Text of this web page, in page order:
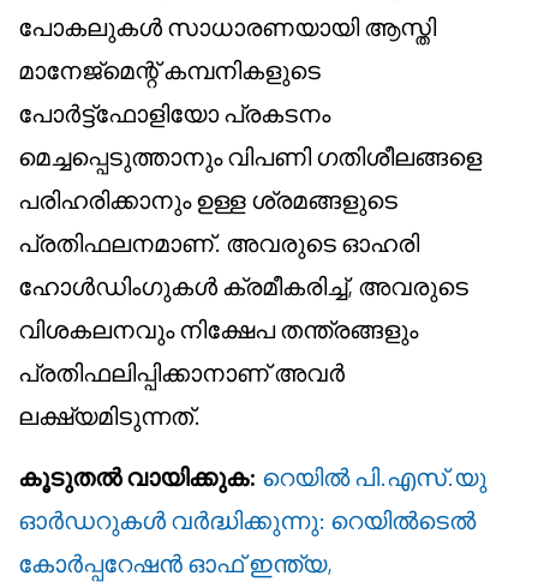
പോകലുകൾ സാധാരണയായി ആസ്തി
മാനേജ്മെന്റ് കമ്പനികളുടെ
പോർട്ട്ഫോളിയോ പ്രകടനം
മെച്ചപ്പെടുത്താനും വിപണി ഗതിശീലങ്ങളെ
പരിഹരിക്കാനും ഉള്ള ശ്രമങ്ങളുടെ
പ്രതിഫലനമാണ്. അവരുടെ ഓഹരി
ഹോൾഡിംഗുകൾ ക്രമീകരിച്ച്, അവരുടെ
വിശകലനവും നിക്ഷേപ തന്ത്രങ്ങളും
പ്രതിഫലിപ്പിക്കാനാണ് അവർ
ലക്ഷ്യമിടുന്നത്.
കൂടുതൽ വായിക്കുക: റെയിൽ പി.എസ്.യു
ഓർഡറുകൾ വർദ്ധിക്കുന്നു: റെയിൽടെൽ
കോർപ്പറേഷൻ ഓഫ് ഇന്ത്യ,